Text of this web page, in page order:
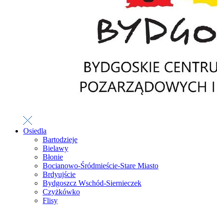
Osiedla
Bartodzieje
Bielawy
Błonie
Bocianowo-Śródmieście-Stare Miasto
Brdyujście
Bydgoszcz Wschód-Siernieczek
Czyżkówko
Flisy